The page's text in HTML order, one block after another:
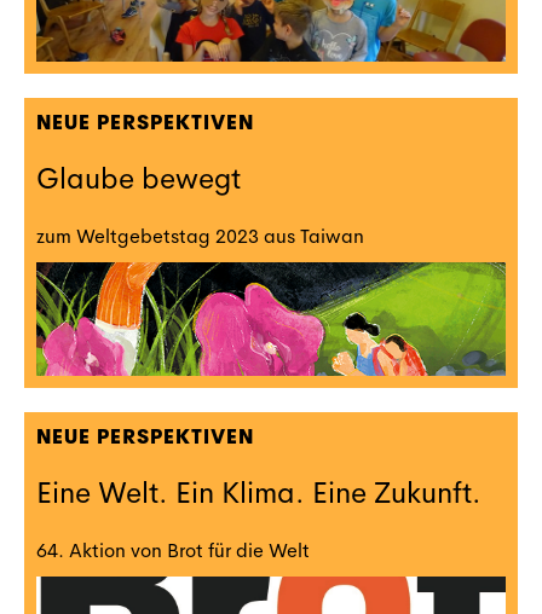
NEUE PERSPEKTIVEN
Glaube bewegt
zum Weltgebetstag 2023 aus Taiwan
NEUE PERSPEKTIVEN
Eine Welt. Ein Klima. Eine Zukunft.
64. Aktion von Brot für die Welt